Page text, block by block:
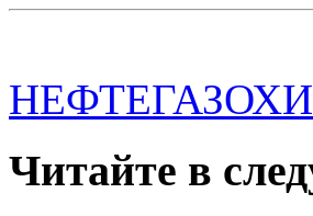
Читайте в